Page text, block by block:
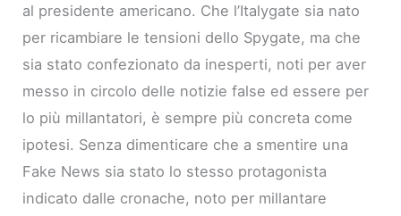
al presidente americano. Che l’Italygate sia nato
per ricambiare le tensioni dello Spygate, ma che
sia stato confezionato da inesperti, noti per aver
messo in circolo delle notizie false ed essere per
lo più millantatori, è sempre più concreta come
ipotesi. Senza dimenticare che a smentire una
Fake News sia stato lo stesso protagonista
indicato dalle cronache, noto per millantare